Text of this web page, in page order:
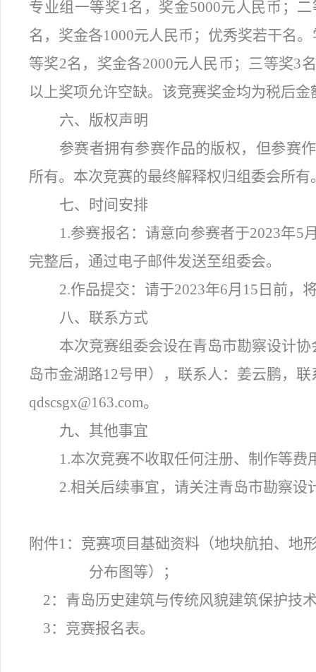
专业组一等奖1名，奖金5000元人民币；
名，奖金各1000元人民币；优秀奖若干名
等奖2名，奖金各2000元人民币；三等奖3
以上奖项允许空缺。该竞赛奖金均为税后金
六、版权声明
参赛者拥有参赛作品的版权，但参赛
所有。本次竞赛的最终解释权归组委会所有
七、时间安排
1.参赛报名：请意向参赛者于2023年5
完整后，通过电子邮件发送至组委会。
2.作品提交：请于2023年6月15日前，
八、联系方式
本次竞赛组委会设在青岛市勘察设计
岛市金湖路12号甲），联系人：姜云鹏，
qdscsgx@163.com。
九、其他事宜
1.本次竞赛不收取任何注册、制作等费
2.相关后续事宜，请关注青岛市勘察
附件1：竞赛项目基础资料（地块航拍、地
分布图等）；
2：青岛历史建筑与传统风貌建筑保护技
3：竞赛报名表。